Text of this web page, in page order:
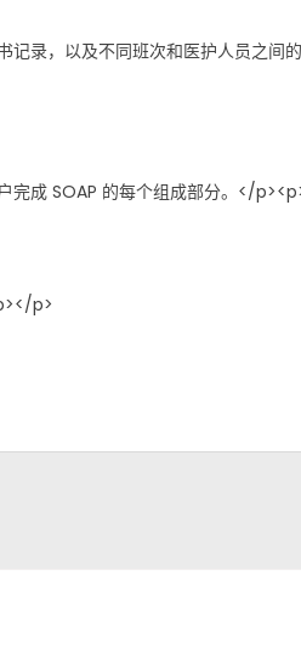
记录，以及不同班次和医护人员之间
完成 SOAP 的每个组成部分。</
p>